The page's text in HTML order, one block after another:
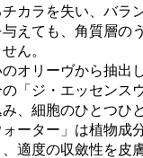
ラを失い、バラン
ても、角質層のう
ん。
リーヴから抽出し
ジ・エッセンスウ
細胞のひとつひと
ー」は植物成分
度の収斂性を皮膚